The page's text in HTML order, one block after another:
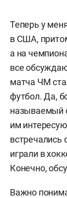
Теперь у
в США,
а на
все
матча ЧМ
футбол. Да,
называемый
им
встречались
играли в
Конечно,
Важно